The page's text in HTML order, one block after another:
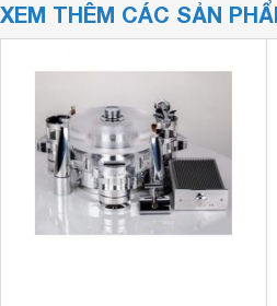
XEM THÊM CÁC SẢN